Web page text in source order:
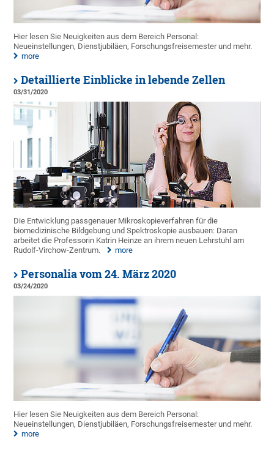
Hier lesen Sie Neuigkeiten aus dem Bereich Personal:
Neueinstellungen, Dienstjubiläen, Forschungsfreisemester und mehr.
more
Detaillierte Einblicke in lebende Zellen
03/31/2020
Die Entwicklung passgenauer Mikroskopieverfahren für die
biomedizinische Bildgebung und Spektroskopie ausbauen: Daran
arbeitet die Professorin Katrin Heinze an ihrem neuen Lehrstuhl am
Rudolf-Virchow-Zentrum.
more
Personalia vom 24. März 2020
03/24/2020
Hier lesen Sie Neuigkeiten aus dem Bereich Personal:
Neueinstellungen, Dienstjubiläen, Forschungsfreisemester und mehr.
more